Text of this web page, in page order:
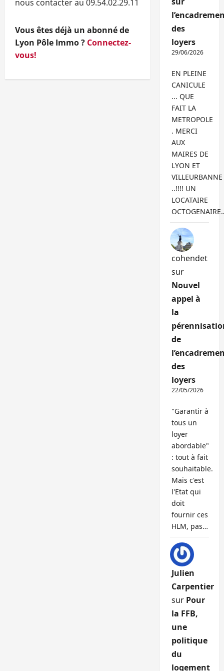
nous contacter au 09.54.02.29.11
Vous êtes déjà un abonné de
Lyon Pôle Immo ? Connectez-
vous!
des
loyers
29/06/2026
EN PLEINE
CANICULE
... QUE
FAIT LA
METROPOLE
. MERCI
AUX
MAIRES DE
LYON ET
VILLEURBANNE
..!!!! UN
LOCATAIRE
cohendet
sur
Nouvel
appel à
la
de
des
loyers
22/05/2026
"Garantir à
tous un
loyer
abordable"
: tout à fait
souhaitable.
Mais c'est
l'Etat qui
doit
fournir ces
HLM, pas…
Julien
Carpentier
sur Pour
la FFB,
une
politique
du
logement